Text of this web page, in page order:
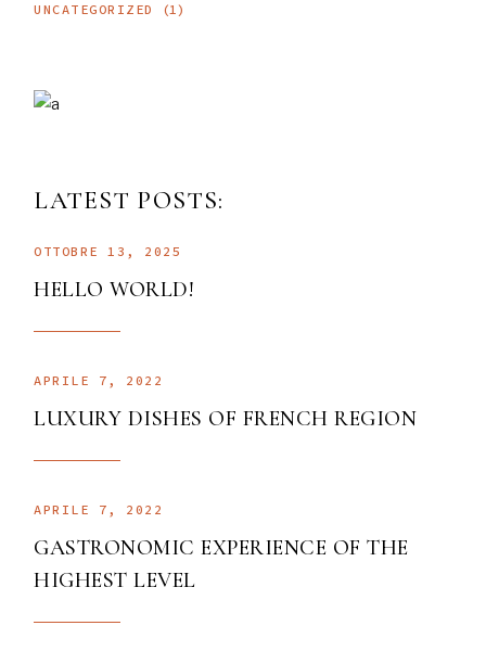
UNCATEGORIZED (1)
LATEST POSTS:
OTTOBRE 13, 2025
HELLO WORLD!
APRILE 7, 2022
LUXURY DISHES OF FRENCH REGION
APRILE 7, 2022
GASTRONOMIC EXPERIENCE OF THE
HIGHEST LEVEL